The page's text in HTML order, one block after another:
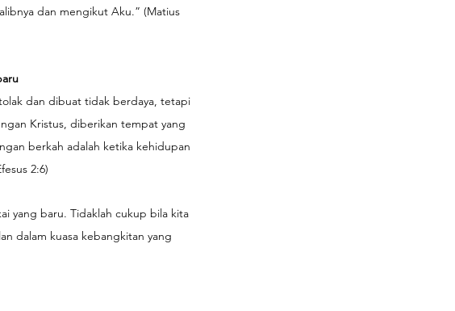
dan mengikut Aku.” (Matius
dan dibuat tidak berdaya, tetapi
Kristus, diberikan tempat yang
berkah adalah ketika kehidupan
2:6)
yang baru. Tidaklah cukup bila kita
dalam kuasa kebangkitan yang